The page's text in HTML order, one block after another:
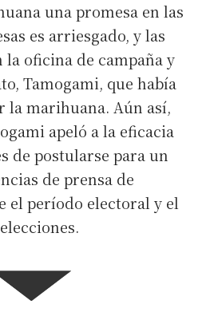
una promesa en las
es arriesgado, y las
oficina de campaña y
Tamogami, que había
marihuana. Aún así,
apeló a la eficacia
de postularse para un
de prensa de
el período electoral y el